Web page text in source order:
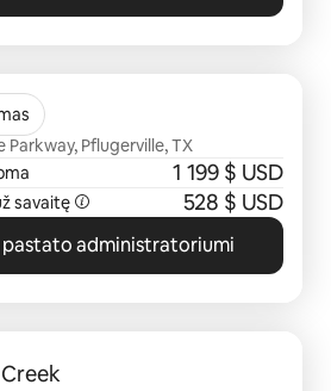
Parkway, Pflugerville, TX
1 199 $ USD
savaitę 528 $ USD
pastato administratoriumi